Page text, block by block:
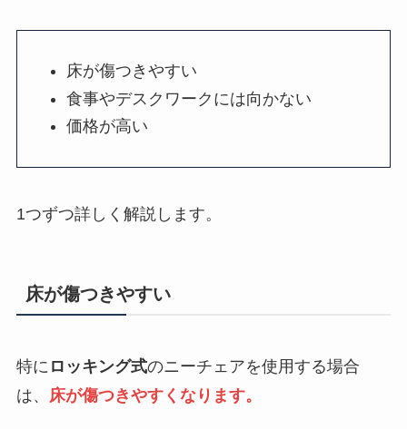
床が傷つきやすい
食事やデスクワークには向かない
価格が高い
1つずつ詳しく解説します。
床が傷つきやすい
特に ロッキング式のニーチェアを使用する場合
は、
床が傷つきやすくなります。